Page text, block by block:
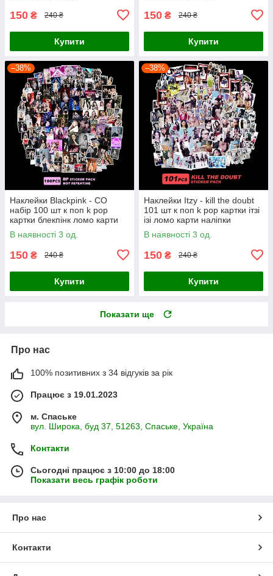
150 ₴ 240 ₴
Купити
150 ₴ 240 ₴
Купити
–38%
Наклейки Blackpink - CO
набір 100 шт к поп k pop
картки блекпінк ломо карти
наліпки
В наявності 3 од.
150 ₴ 240 ₴
Купити
–38%
Наклейки Itzy - kill the doubt
101 шт к поп k pop картки ітзі
ізі ломо карти наліпки
В наявності 3 од.
150 ₴ 240 ₴
Купити
Показати ще
Про нас
100% позитивних з 34 відгуків за рік
Працює з 19.01.2023
м. Спаське
вул. Широка, буд 37, 51263, Спаське, Україна
Контакти
Сьогодні працює з 10:00 до 18:00
Показати весь графік роботи
Про нас
Контакти